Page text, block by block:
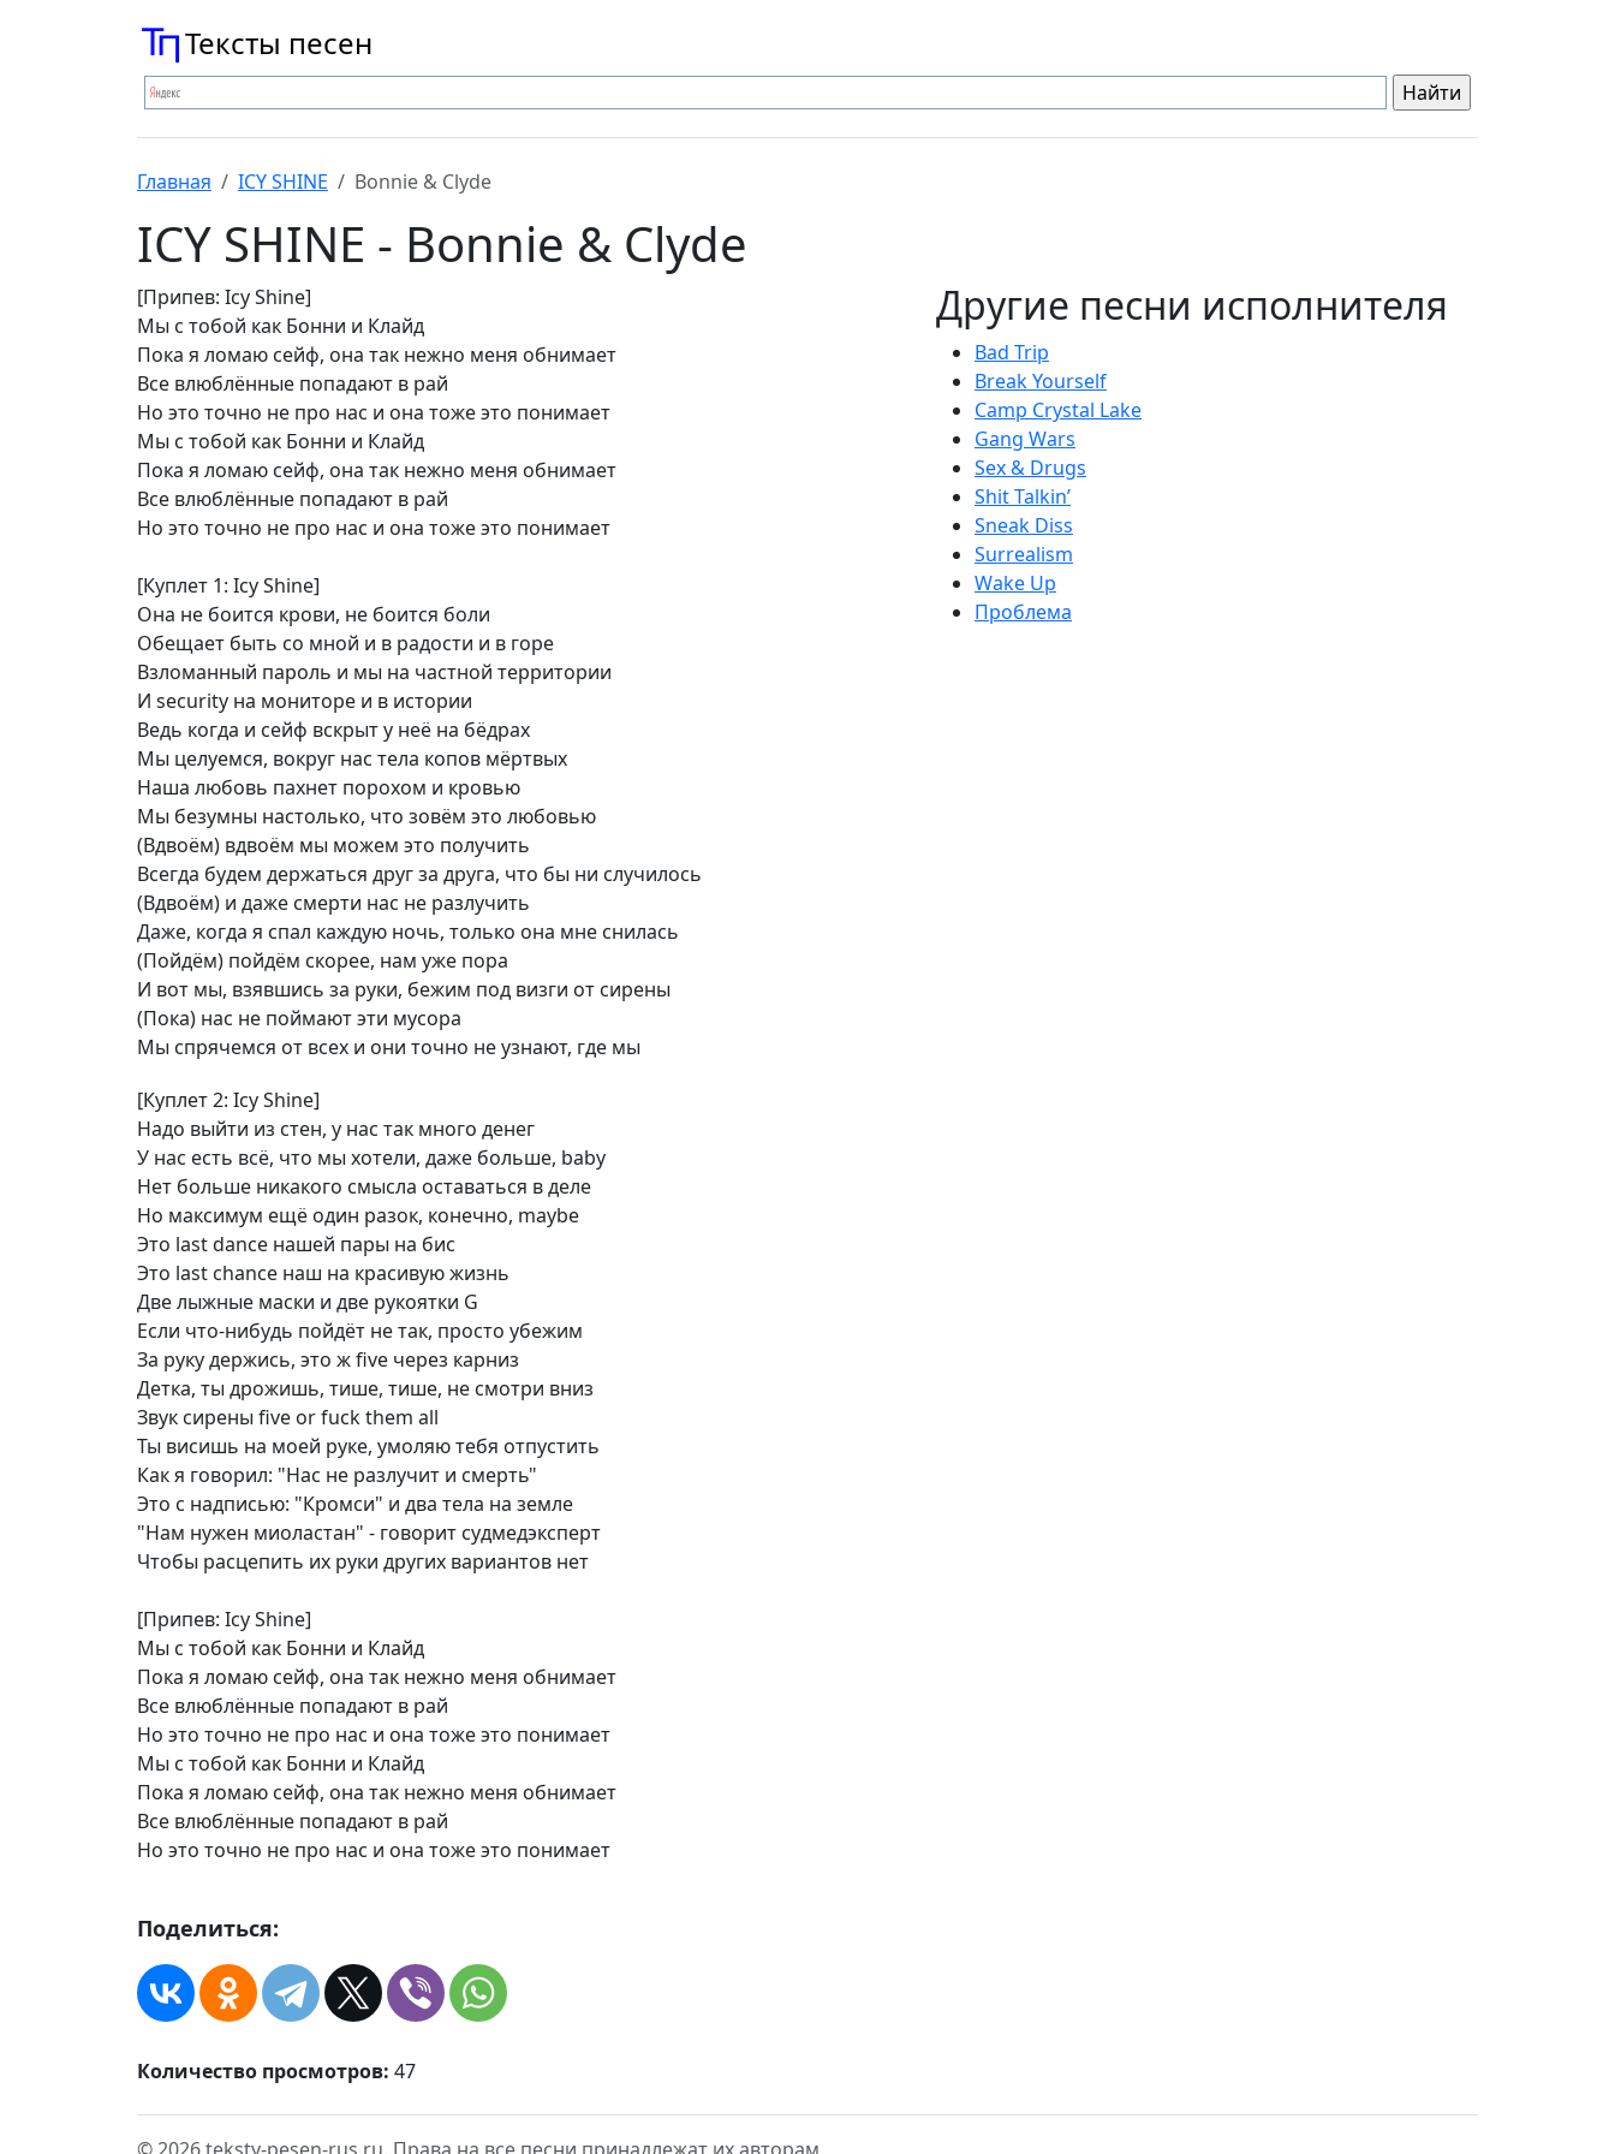
Тексты песен
Главная ICY SHINE Bonnie & Clyde
ICY SHINE - Bonnie & Clyde
[Припев: Icy Shine]
Мы с тобой как Бонни и Клайд
Пока я ломаю сейф, она так нежно меня обнимает
Все влюблённые попадают в рай
Но это точно не про нас и она тоже это понимает
Мы с тобой как Бонни и Клайд
Пока я ломаю сейф, она так нежно меня обнимает
Все влюблённые попадают в рай
Но это точно не про нас и она тоже это понимает
[Куплет 1: Icy Shine]
Она не боится крови, не боится боли
Обещает быть со мной и в радости и в горе
Взломанный пароль и мы на частной территории
И security на мониторе и в истории
Ведь когда и сейф вскрыт у неё на бёдрах
Мы целуемся, вокруг нас тела копов мёртвых
Наша любовь пахнет порохом и кровью
Мы безумны настолько, что зовём это любовью
(Вдвоём) вдвоём мы можем это получить
Всегда будем держаться друг за друга, что бы ни случилось
(Вдвоём) и даже смерти нас не разлучить
Даже, когда я спал каждую ночь, только она мне снилась
(Пойдём) пойдём скорее, нам уже пора
И вот мы, взявшись за руки, бежим под визги от сирены
(Пока) нас не поймают эти мусора
Мы спрячемся от всех и они точно не узнают, где мы
[Куплет 2: Icy Shine]
Надо выйти из стен, у нас так много денег
У нас есть всё, что мы хотели, даже больше, baby
Нет больше никакого смысла оставаться в деле
Но максимум ещё один разок, конечно, maybe
Это last dance нашей пары на бис
Это last chance наш на красивую жизнь
Две лыжные маски и две рукоятки G
Если что-нибудь пойдёт не так, просто убежим
За руку держись, это ж five через карниз
Детка, ты дрожишь, тише, тише, не смотри вниз
Звук сирены five or fuck them all
Ты висишь на моей руке, умоляю тебя отпустить
Как я говорил: "Нас не разлучит и смерть"
Это с надписью: "Кромси" и два тела на земле
"Нам нужен миоластан" - говорит судмедэксперт
Чтобы расцепить их руки других вариантов нет
[Припев: Icy Shine]
Мы с тобой как Бонни и Клайд
Пока я ломаю сейф, она так нежно меня обнимает
Все влюблённые попадают в рай
Но это точно не про нас и она тоже это понимает
Мы с тобой как Бонни и Клайд
Пока я ломаю сейф, она так нежно меня обнимает
Все влюблённые попадают в рай
Но это точно не про нас и она тоже это понимает
Поделиться:
Количество просмотров: 47
Другие песни исполнителя
Bad Trip
Break Yourself
Camp Crystal Lake
Gang Wars
Sex & Drugs
Shit Talkin’
Sneak Diss
Surrealism
Wake Up
Проблема